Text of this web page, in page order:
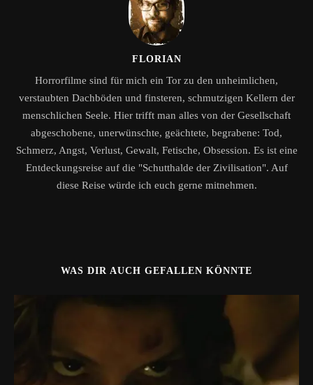
FLORIAN
Horrorfilme sind für mich ein Tor zu den unheimlichen,
verstaubten Dachböden und finsteren, schmutzigen Kellern der
menschlichen Seele. Hier trifft man alles von der Gesellschaft
abgeschobene, unerwünschte, geächtete, begrabene: Tod,
Schmerz, Angst, Verlust, Gewalt, Fetische, Obsession. Es ist eine
Entdeckungsreise auf die "Schutthalde der Zivilisation". Auf
diese Reise würde ich euch gerne mitnehmen.
WAS DIR AUCH GEFALLEN KÖNNTE